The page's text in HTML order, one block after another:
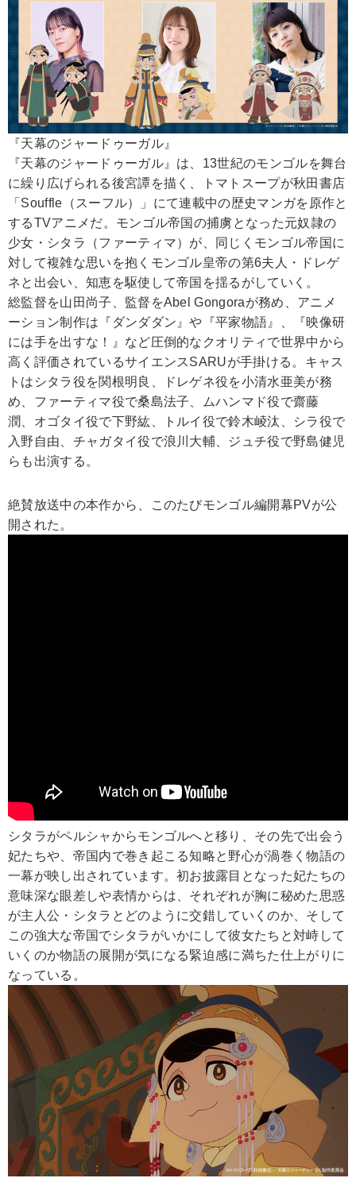
『天幕のジャードゥーガル』
『天幕のジャードゥーガル』は、13世紀のモンゴルを舞台
に繰り広げられる後宮譚を描く、トマトスープが秋田書店
「Souffle（スーフル）」にて連載中の歴史マンガを原作と
するTVアニメだ。モンゴル帝国の捕虜となった元奴隷の
少女・シタラ（ファーティマ）が、同じくモンゴル帝国に
対して複雑な思いを抱くモンゴル皇帝の第6夫人・ドレゲ
ネと出会い、知恵を駆使して帝国を揺るがしていく。
総監督を山田尚子、監督をAbel Gongoraが務め、アニメ
ーション制作は『ダンダダン』や『平家物語』、『映像研
には手を出すな！』など圧倒的なクオリティで世界中から
高く評価されているサイエンスSARUが手掛ける。キャス
トはシタラ役を関根明良、ドレゲネ役を小清水亜美が務
め、ファーティマ役で桑島法子、ムハンマド役で齋藤
潤、オゴタイ役で下野紘、トルイ役で鈴木崚汰、シラ役で
入野自由、チャガタイ役で浪川大輔、ジュチ役で野島健児
らも出演する。
絶賛放送中の本作から、このたびモンゴル編開幕PVが公
開された。
シタラがペルシャからモンゴルへと移り、その先で出会う
妃たちや、帝国内で巻き起こる知略と野心が渦巻く物語の
一幕が映し出されています。初お披露目となった妃たちの
意味深な眼差しや表情からは、それぞれが胸に秘めた思惑
が主人公・シタラとどのように交錯していくのか、そして
この強大な帝国でシタラがいかにして彼女たちと対峙して
いくのか物語の展開が気になる緊迫感に満ちた仕上がりに
なっている。